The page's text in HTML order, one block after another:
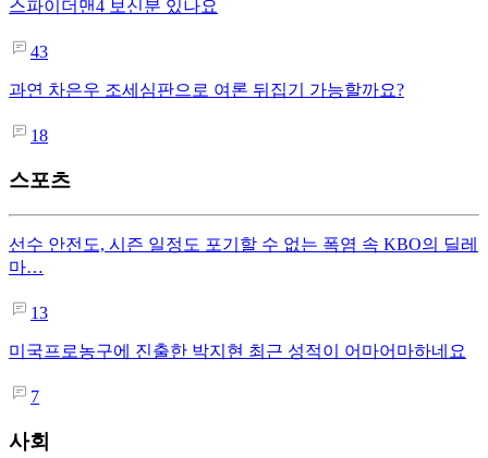
스파이더맨4 보신분 있나요
43
과연 차은우 조세심판으로 여론 뒤집기 가능할까요?
18
스포츠
선수 안전도, 시즌 일정도 포기할 수 없는 폭염 속 KBO의 딜레
마…
13
미국프로농구에 진출한 박지현 최근 성적이 어마어마하네요
7
사회